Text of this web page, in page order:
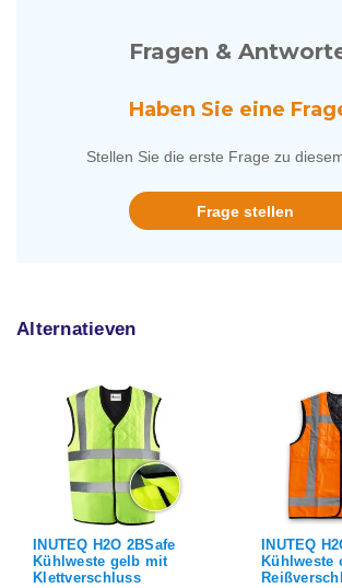
Fragen &
Haben Sie eine
Stellen Sie die erste Frage zu
Frage stellen
Alternatieven
INUTEQ H2O 2BSafe
Kühlweste gelb mit
Klettverschluss
INUTEQ
Kühlweste